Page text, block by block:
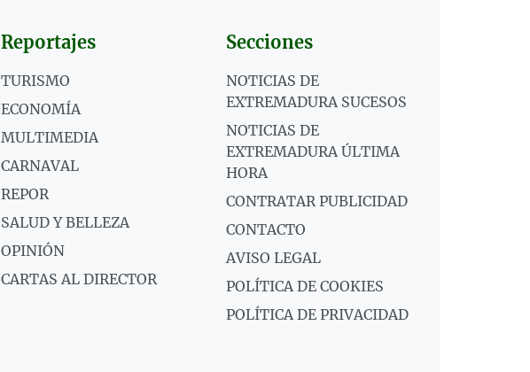
Reportajes
TURISMO
ECONOMÍA
MULTIMEDIA
CARNAVAL
REPOR
SALUD Y BELLEZA
OPINIÓN
CARTAS AL DIRECTOR
Secciones
NOTICIAS DE
EXTREMADURA SUCESOS
NOTICIAS DE
EXTREMADURA ÚLTIMA
HORA
CONTRATAR PUBLICIDAD
CONTACTO
AVISO LEGAL
POLÍTICA DE COOKIES
POLÍTICA DE PRIVACIDAD